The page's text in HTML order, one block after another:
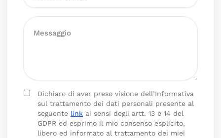
Dichiaro di aver preso visione dell’Informativa
sul trattamento dei dati personali presente al
seguente link ai sensi degli artt. 13 e 14 del
GDPR ed esprimo il mio consenso esplicito,
libero ed informato al trattamento dei miei